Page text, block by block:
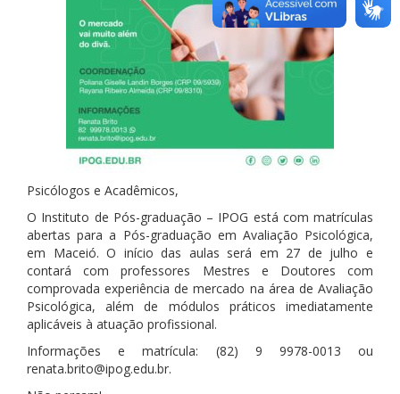
Psicólogos e Acadêmicos,
O Instituto de Pós-graduação – IPOG está com matrículas
abertas para a Pós-graduação em Avaliação Psicológica,
em Maceió. O início das aulas será em 27 de julho e
contará com professores Mestres e Doutores com
comprovada experiência de mercado na área de Avaliação
Psicológica, além de módulos práticos imediatamente
aplicáveis à atuação profissional.
Informações e matrícula: (82) 9 9978-0013 ou
renata.brito@ipog.edu.br.